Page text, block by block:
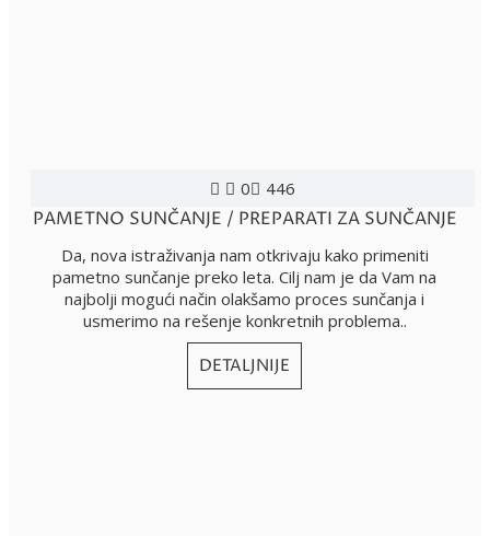
0 446
PAMETNO SUNČANJE / PREPARATI ZA SUNČANJE
Da, nova istraživanja nam otkrivaju kako primeniti
pametno sunčanje preko leta. Cilj nam je da Vam na
najbolji mogući način olakšamo proces sunčanja i
usmerimo na rešenje konkretnih problema..
DETALJNIJE